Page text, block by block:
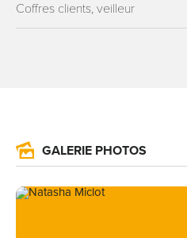
Coffres clients, veilleur
GALERIE PHOTOS